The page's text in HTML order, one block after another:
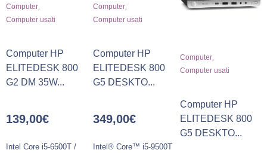
Computer
Computer usati
Computer HP
ELITEDESK 800
G2 DM 35W...
139,00€
Intel Core i5-6500T /
Computer,
Computer usati
Computer HP
ELITEDESK 800
G5 DESKTO...
349,00€
Intel® Core™ i5-9500T
Computer,
Computer usati
Computer HP
ELITEDESK 800
G5 DESKTO...